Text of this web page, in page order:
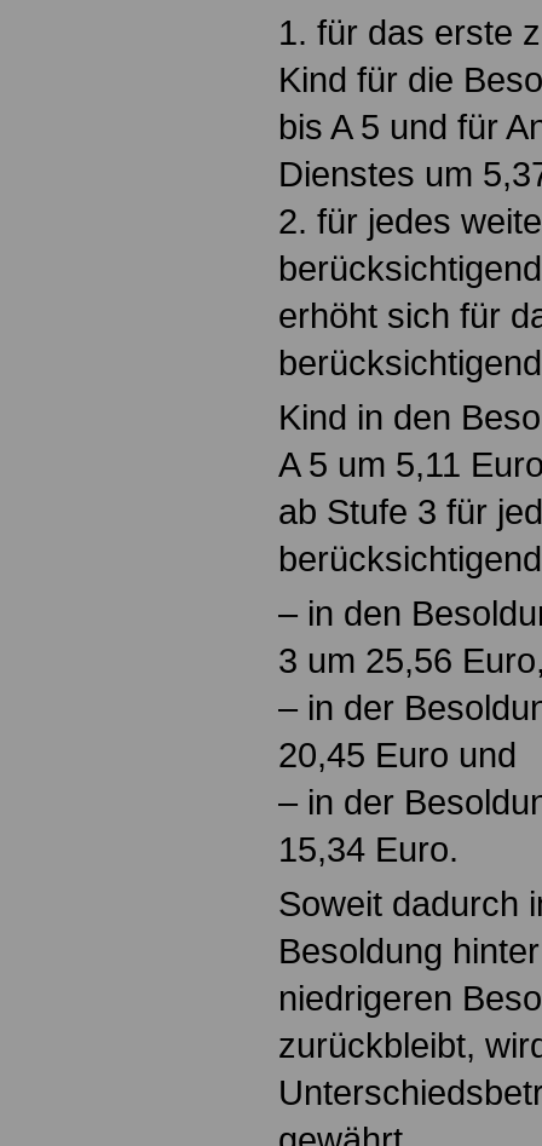
1. für das erste
Kind für die
bis A 5 und für
Dienstes um
2. für jedes
erhöht sich für
Kind in den
A 5 um 5,11
ab Stufe 3 für
– in den
3 um 25,56
– in der
20,45 Euro und
– in der
15,34 Euro.
Soweit dadurch
Besoldung
niedrigeren
zurückbleibt,